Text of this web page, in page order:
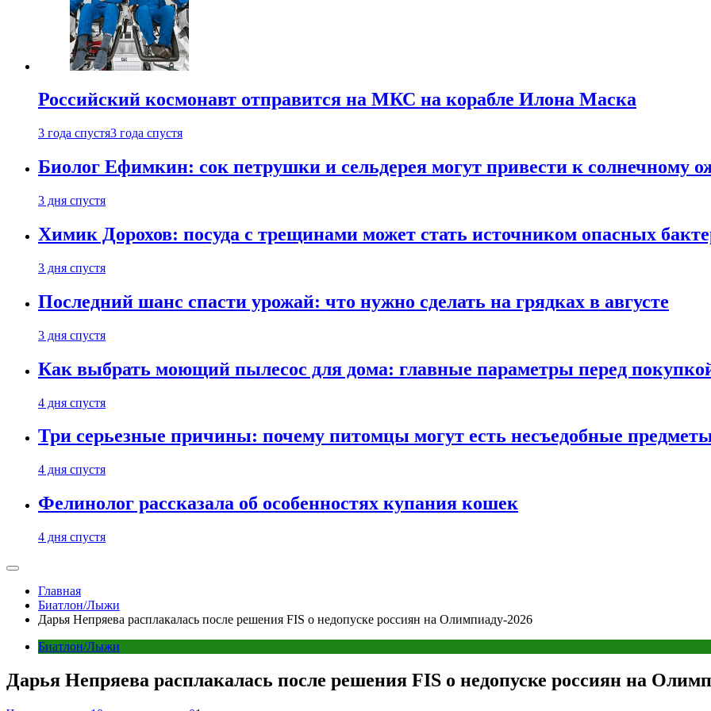
Российский космонавт отправится на МКС на корабле Илона Маска
3 года спустя3 года спустя
Биолог Ефимкин: сок петрушки и сельдерея могут привести к солнечному
3 дня спустя
Химик Дорохов: посуда с трещинами может стать источником опасных
3 дня спустя
Последний шанс спасти урожай: что нужно сделать на грядках в августе
3 дня спустя
Как выбрать моющий пылесос для дома: главные параметры перед
4 дня спустя
Три серьезные причины: почему питомцы могут есть несъедобные
4 дня спустя
Фелинолог рассказала об особенностях купания кошек
4 дня спустя
Главная
Биатлон/Лыжи
Дарья Непряева расплакалась после решения FIS о недопуске россиян на Олимпиаду-2026
Биатлон/Лыжи
Дарья Непряева расплакалась после решения FIS о недопуске россиян на